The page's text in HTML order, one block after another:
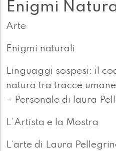
Enigmi
Arte
Enigmi naturali
Linguaggi sospesi: il
natura tra tracce
– Personale di laura
L’Artista e la Mostra
L’arte di Laura